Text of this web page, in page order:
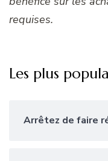
requises.
Les plus
Arrêtez de faire